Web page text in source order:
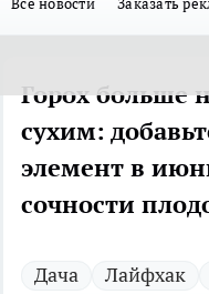
Горох больше
сухим:
элемент в
сочности
Дача Лайфхак